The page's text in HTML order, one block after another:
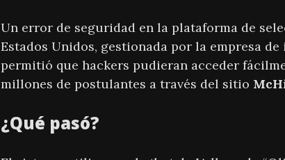
Un error de seguridad en la plataforma de
Estados Unidos, gestionada por la empresa
permitió que hackers pudieran acceder
millones de postulantes a través del sitio
¿Qué pasó?